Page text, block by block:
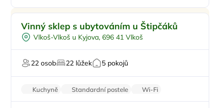
Vinný sklípek
Večeře
Pro milovníky vína
Doporučujeme
Vinný sklep s ubytováním u Štipčáků
Vlkoš-Vlkoš u Kyjova, 696 41 Vlkoš
22 osob 22 lůžek 5 pokojů
Kuchyně Standardní postele
Wi-Fi
Koupelna
Rodinné pokoje